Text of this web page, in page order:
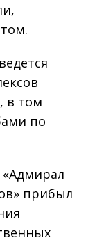
в том
по
«Адмирал
прибыл